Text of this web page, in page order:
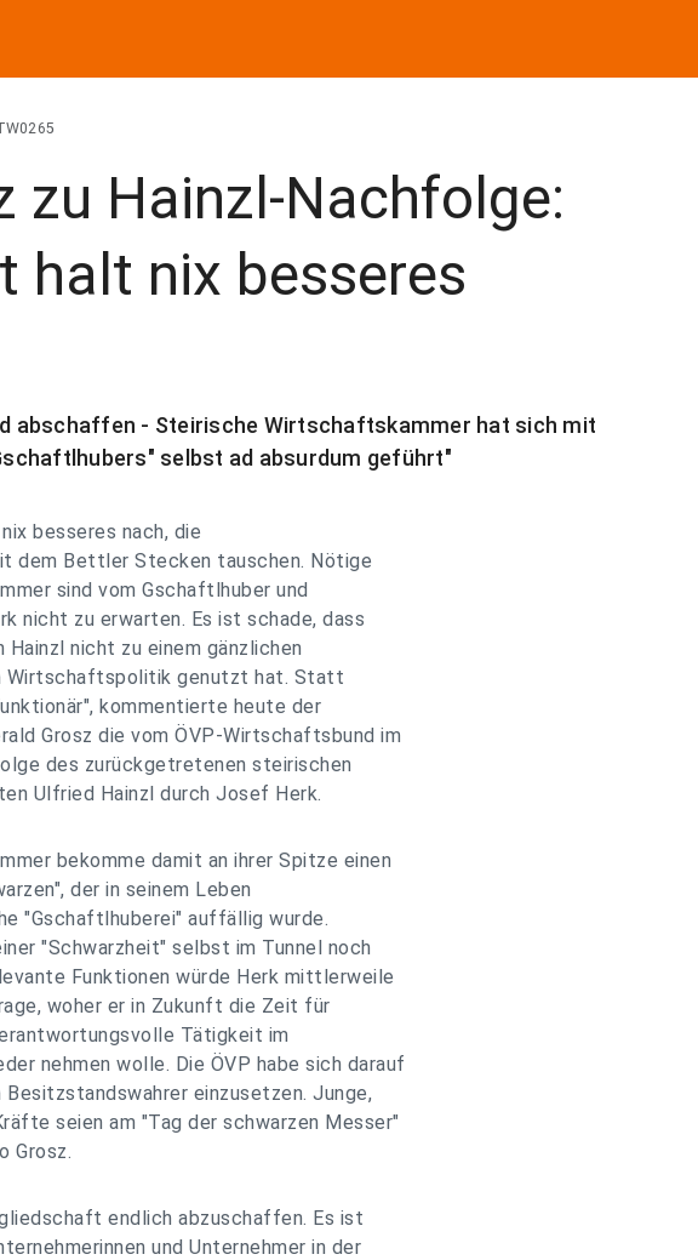
zu Hainzl-Nachfolge:
halt nix besseres
abschaffen - Steirische Wirtschaftskammer hat sich mit
selbst ad absurdum geführt"
besseres nach, die
dem Bettler Stecken tauschen. Nötige
sind vom Gschaftlhuber und
nicht zu erwarten. Es ist schade, dass
nicht zu einem gänzlichen
Wirtschaftspolitik genutzt hat. Statt
kommentierte heute der
Grosz die vom ÖVP-Wirtschaftsbund im
des zurückgetretenen steirischen
Ulfried Hainzl durch Josef Herk.
bekomme damit an ihrer Spitze einen
der in seinem Leben
"Gschaftlhuberei" auffällig wurde.
"Schwarzheit" selbst im Tunnel noch
Funktionen würde Herk mittlerweile
woher er in Zukunft die Zeit für
Tätigkeit im
nehmen wolle. Die ÖVP habe sich darauf
einzusetzen. Junge,
seien am "Tag der schwarzen Messer"
Grosz.
endlich abzuschaffen. Es ist
und Unternehmer in der